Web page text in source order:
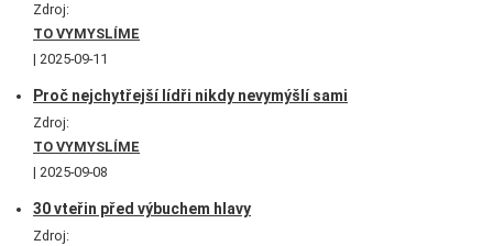
Zdroj:
TO VYMYSLÍME
2025-09-11
Proč nejchytřejší lídři nikdy nevymýšlí sami
Zdroj:
TO VYMYSLÍME
2025-09-08
30 vteřin před výbuchem hlavy
Zdroj: